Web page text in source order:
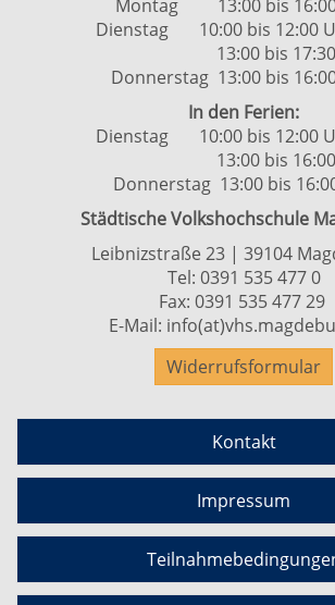
Montag 13:00 bis
Dienstag 10:00 bis 12:00
13:00 bis 17:30
Donnerstag 13:00 bis
In den Ferien:
Dienstag 10:00 bis 12:00
13:00 bis 16:00
Donnerstag 13:00 bis
Städtische Volkshochschule
Leibnizstraße 23 | 39104
Tel: 0391 535 477 0
Fax: 0391 535 477 29
E-Mail:
Widerrufsformular
Kontakt
Impressum